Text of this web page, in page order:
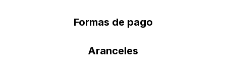
Formas de pago
Aranceles